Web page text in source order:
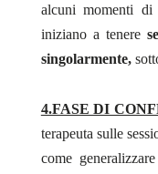
alcuni momenti
iniziano a tenere
singolarmente,
4.FASE DI
terapeuta sulle
come